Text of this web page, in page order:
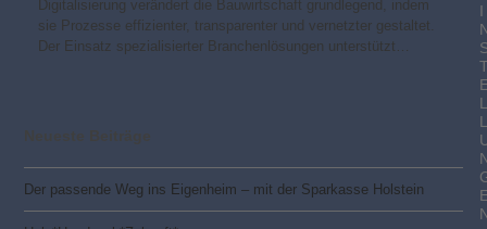
Digitalisierung verändert die Bauwirtschaft grundlegend, indem
sie Prozesse effizienter, transparenter und vernetzter gestaltet.
Der Einsatz spezialisierter Branchenlösungen unterstützt…
Der passende Weg ins Eigenheim – mit der Sparkasse Holstein
I
L
L